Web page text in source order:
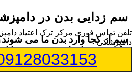
سم زدایی بدن در
سم از کجا وارد بدن ما می
هایی می توان این سم مضر را
تلفن تماس فوری مرکز ترک اعتیاد
دامپزشکی